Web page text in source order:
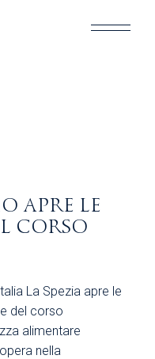
APRE LE
CORSO
La Spezia apre le
del corso
alimentare
nella